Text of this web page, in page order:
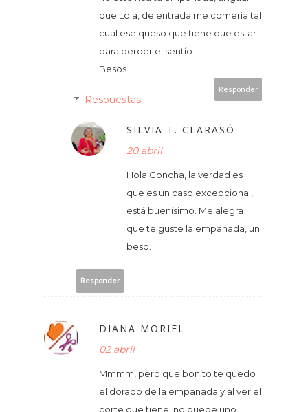
que Lola, de entrada me comería tal
cual ese queso que tiene que estar
para perder el sentío.
Besos
Responder
Respuestas
SILVIA T. CLARASÓ
20 abril
Hola Concha, la verdad es
que es un caso excepcional,
está buenísimo. Me alegra
que te guste la empanada, un
beso.
Responder
DIANA MORIEL
02 abril
Mmmm, pero que bonito te quedo
el dorado de la empanada y al ver el
corte que tiene, no puede uno